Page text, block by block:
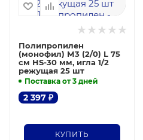
Полипропилен
(монофил) М3 (2/0) L 75
см HS-30 мм, игла 1/2
режущая 25 шт
Поставка от 3 дней
2 397 ₽
КУПИТЬ